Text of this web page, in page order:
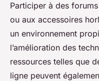
Participer à des
ou aux accessoires
un environnement
l’amélioration des
ressources telles que
ligne peuvent